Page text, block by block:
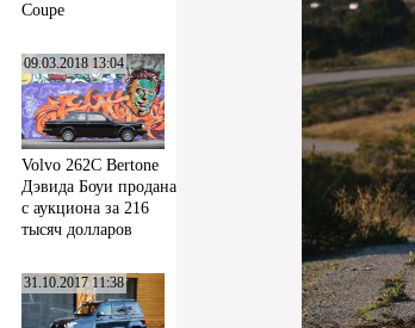
Coupe
09.03.2018 13:04
Volvo 262C Bertone
Дэвида Боуи продана
с аукциона за 216
тысяч долларов
31.10.2017 11:38